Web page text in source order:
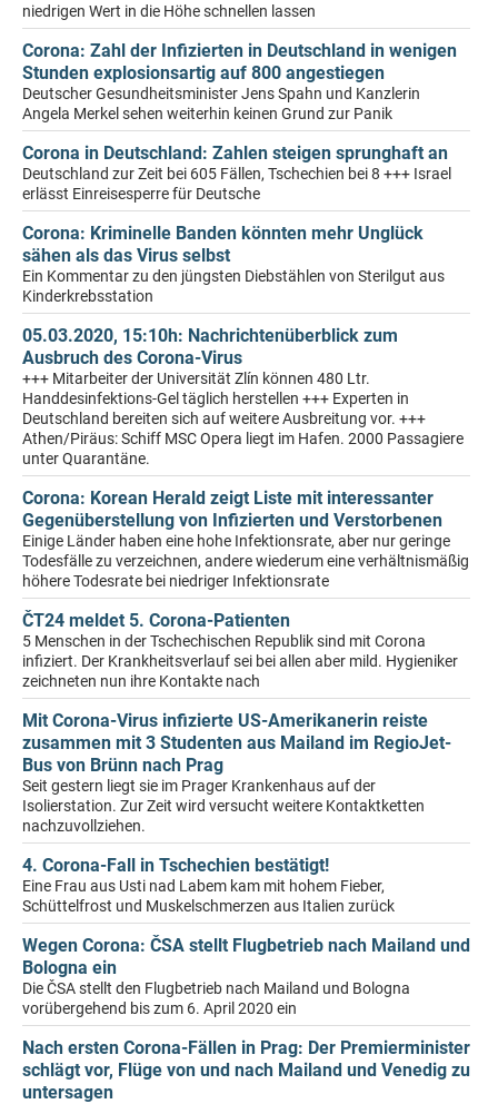
niedrigen Wert in die Höhe schnellen lassen
Corona: Zahl der Infizierten in Deutschland in wenigen
Stunden explosionsartig auf 800 angestiegen
Deutscher Gesundheitsminister Jens Spahn und Kanzlerin
Angela Merkel sehen weiterhin keinen Grund zur Panik
Corona in Deutschland: Zahlen steigen sprunghaft an
Deutschland zur Zeit bei 605 Fällen, Tschechien bei 8 +++ Israel
erlässt Einreisesperre für Deutsche
Corona: Kriminelle Banden könnten mehr Unglück
sähen als das Virus selbst
Ein Kommentar zu den jüngsten Diebstählen von Sterilgut aus
Kinderkrebsstation
05.03.2020, 15:10h: Nachrichtenüberblick zum
Ausbruch des Corona-Virus
+++ Mitarbeiter der Universität Zlín können 480 Ltr.
Handdesinfektions-Gel täglich herstellen +++ Experten in
Deutschland bereiten sich auf weitere Ausbreitung vor. +++
Athen/Piräus: Schiff MSC Opera liegt im Hafen. 2000 Passagiere
unter Quarantäne.
Corona: Korean Herald zeigt Liste mit interessanter
Gegenüberstellung von Infizierten und Verstorbenen
Einige Länder haben eine hohe Infektionsrate, aber nur geringe
Todesfälle zu verzeichnen, andere wiederum eine verhältnismäßig
höhere Todesrate bei niedriger Infektionsrate
ČT24 meldet 5. Corona-Patienten
5 Menschen in der Tschechischen Republik sind mit Corona
infiziert. Der Krankheitsverlauf sei bei allen aber mild. Hygieniker
zeichneten nun ihre Kontakte nach
Mit Corona-Virus infizierte US-Amerikanerin reiste
zusammen mit 3 Studenten aus Mailand im RegioJet-
Bus von Brünn nach Prag
Seit gestern liegt sie im Prager Krankenhaus auf der
Isolierstation. Zur Zeit wird versucht weitere Kontaktketten
nachzuvollziehen.
4. Corona-Fall in Tschechien bestätigt!
Eine Frau aus Usti nad Labem kam mit hohem Fieber,
Schüttelfrost und Muskelschmerzen aus Italien zurück
Wegen Corona: ČSA stellt Flugbetrieb nach Mailand und
Bologna ein
Die ČSA stellt den Flugbetrieb nach Mailand und Bologna
vorübergehend bis zum 6. April 2020 ein
Nach ersten Corona-Fällen in Prag: Der Premierminister
schlägt vor, Flüge von und nach Mailand und Venedig zu
untersagen